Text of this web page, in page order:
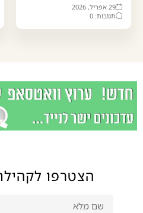
29 אפריל, 2026
תגובות: 0
הצטרפו